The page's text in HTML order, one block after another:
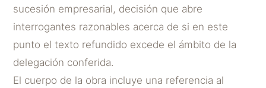
sucesión empresarial, decisión que abre
interrogantes razonables acerca de si en este
punto el texto refundido excede el ámbito de la
delegación conferida.
El cuerpo de la obra incluye una referencia al